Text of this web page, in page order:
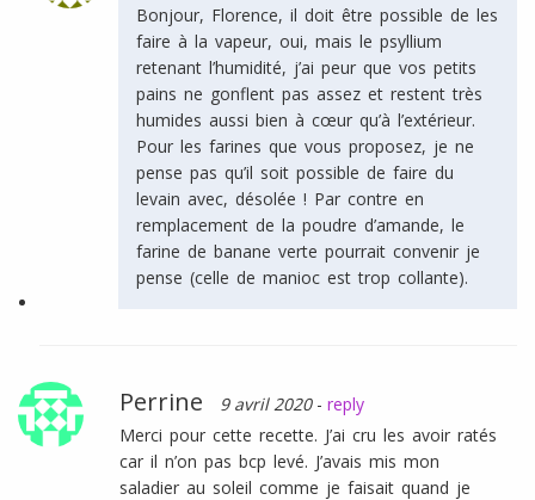
Bonjour, Florence, il doit être possible de les
faire à la vapeur, oui, mais le psyllium
retenant l’humidité, j’ai peur que vos petits
pains ne gonflent pas assez et restent très
humides aussi bien à cœur qu’à l’extérieur.
Pour les farines que vous proposez, je ne
pense pas qu’il soit possible de faire du
levain avec, désolée ! Par contre en
remplacement de la poudre d’amande, le
farine de banane verte pourrait convenir je
pense (celle de manioc est trop collante).
Perrine 9 avril 2020 - reply
Merci pour cette recette. J’ai cru les avoir ratés
car il n’on pas bcp levé. J’avais mis mon
saladier au soleil comme je faisait quand je